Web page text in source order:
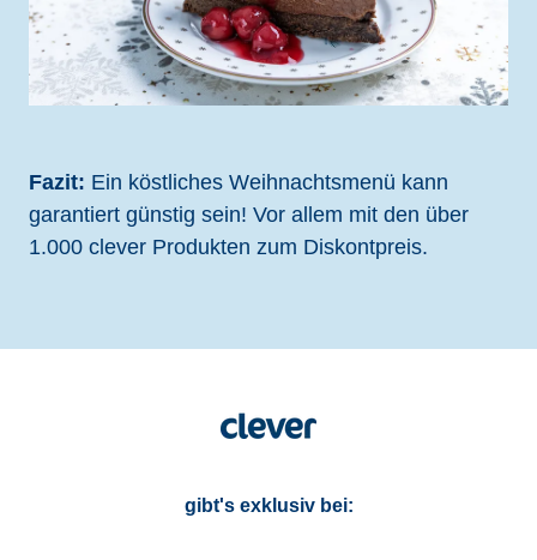
Fazit: Ein köstliches Weihnachtsmenü kann
garantiert günstig sein! Vor allem mit den über
1.000 clever Produkten zum Diskontpreis.
gibt's exklusiv bei: